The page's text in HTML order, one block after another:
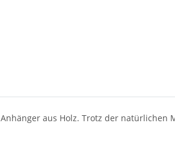
aus Holz. Trotz der natürlichen